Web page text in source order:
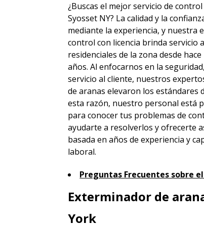
¿Buscas el mejor servicio de
Syosset NY? La calidad y la
mediante la experiencia, y nuestra
control con licencia brinda servicio
residenciales de la zona desde
años. Al enfocarnos en la
servicio al cliente, nuestros
de aranas elevaron los estándares
esta razón, nuestro personal está
para conocer tus problemas de
ayudarte a resolverlos y ofrecerte
basada en años de experiencia y
laboral.
Preguntas Frecuentes sobre
Exterminador de
York